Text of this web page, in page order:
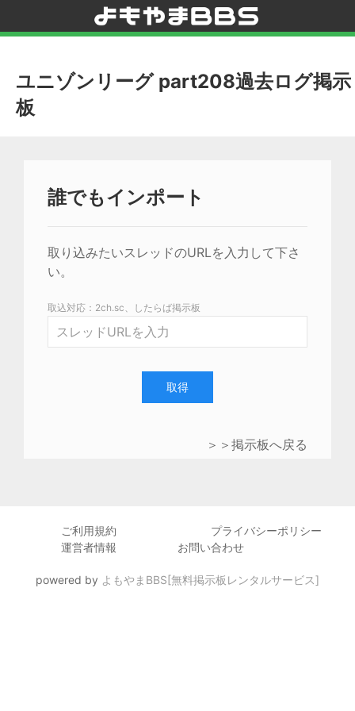
ユニゾンリーグ part208過去ログ掲示
板
誰でもインポート
取り込みたいスレッドのURLを入力して下さ
い。
取込対応：2ch.sc、したらば掲示板
取得
＞＞掲示板へ戻る
ご利用規約
プライバシーポリシー
運営者情報
お問い合わせ
powered by よもやまBBS[無料掲示板レンタルサービス]